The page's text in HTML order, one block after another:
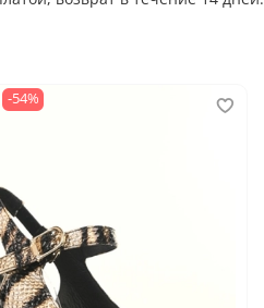
-54%